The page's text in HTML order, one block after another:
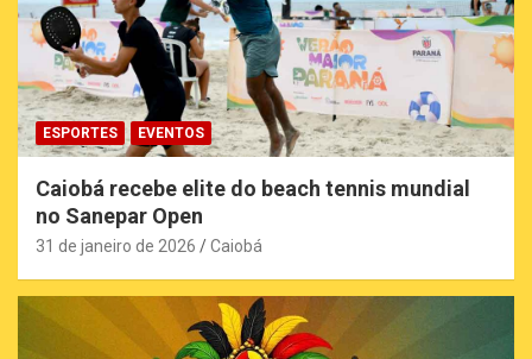
ESPORTES EVENTOS
Caiobá recebe elite do beach tennis mundial
no Sanepar Open
31 de janeiro de 2026 Caiobá